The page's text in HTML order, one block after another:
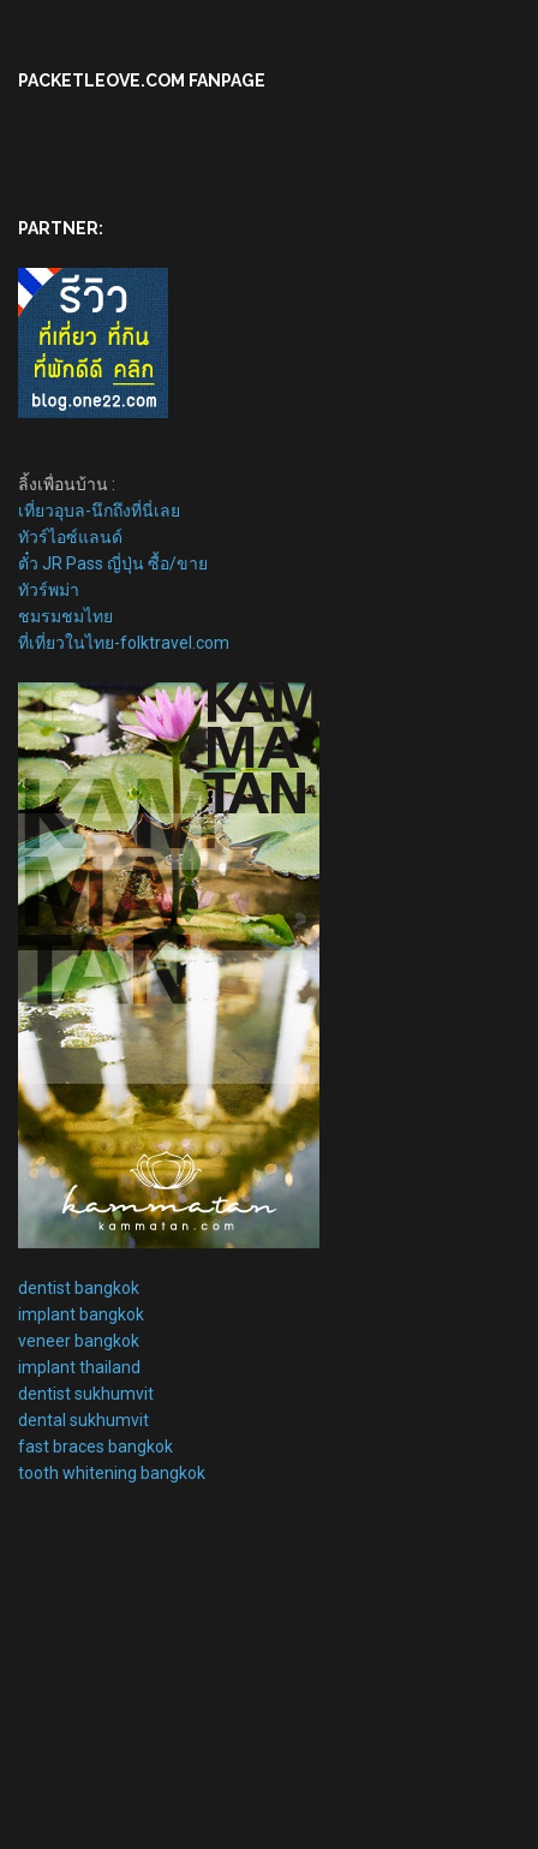
PACKETLEOVE.COM FANPAGE
PARTNER:
ลิ้งเพื่อนบ้าน :
เที่ยวอุบล-นึกถึงที่นี่เลย
ทัวร์ไอซ์แลนด์
ตั๋ว JR Pass ญี่ปุ่น ซื้อ/ขาย
ทัวร์พม่า
ชมรมชมไทย
ที่เที่ยวในไทย-folktravel.com
dentist bangkok
implant bangkok
veneer bangkok
implant thailand
dentist sukhumvit
dental sukhumvit
fast braces bangkok
tooth whitening bangkok